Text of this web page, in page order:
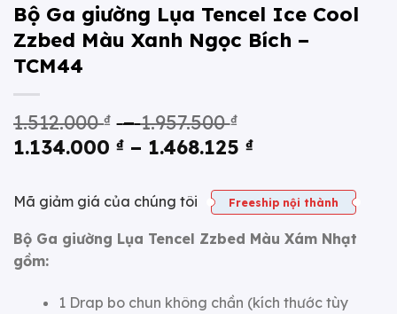
Bộ Ga giường Lụa Tencel Ice Cool
Zzbed Màu Xanh Ngọc Bích –
TCM44
1.512.000₫ – 1.957.500₫
giá:
1.512.000 ₫
đến
1.957.500 ₫
1.134.000 ₫ – 1.468.125 ₫Khoảng
từ
1.134.000 ₫
đến
Mã giảm giá của chúng tôi Freeship nội thành
Bộ Ga giường Lụa Tencel Zzbed Màu Xám Nhạt
gồm:
1 Drap bo chun không chần (kích thước tùy